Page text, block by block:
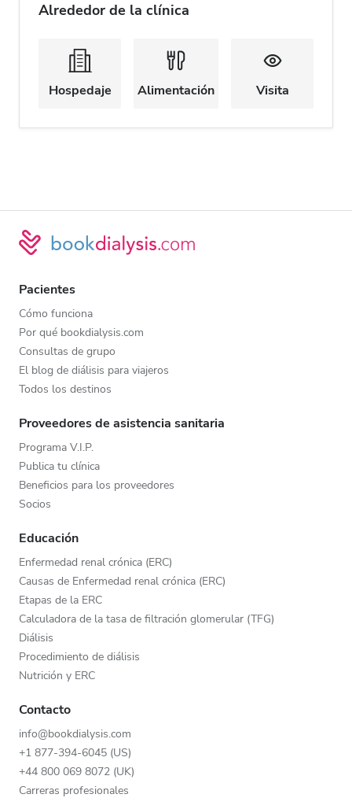
Alrededor de la clínica
Hospedaje Alimentación Visita
Pacientes
Cómo funciona
Por qué bookdialysis.com
Consultas de grupo
El blog de diálisis para viajeros
Todos los destinos
Proveedores de asistencia sanitaria
Programa V.I.P.
Publica tu clínica
Beneficios para los proveedores
Socios
Educación
Enfermedad renal crónica (ERC)
Causas de Enfermedad renal crónica (ERC)
Etapas de la ERC
Calculadora de la tasa de filtración glomerular (TFG)
Diálisis
Procedimiento de diálisis
Nutrición y ERC
Contacto
info@bookdialysis.com
+1 877-394-6045 (US)
+44 800 069 8072 (UK)
Carreras profesionales